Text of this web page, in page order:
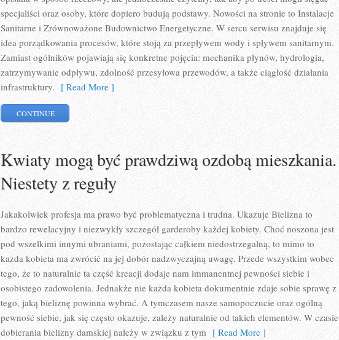
specjaliści oraz osoby, które dopiero budują podstawy. Nowości na stronie to Instalacje
Sanitarne i Zrównoważone Budownictwo Energetyczne. W sercu serwisu znajduje się
idea porządkowania procesów, które stoją za przepływem wody i spływem sanitarnym.
Zamiast ogólników pojawiają się konkretne pojęcia: mechanika płynów, hydrologia,
zatrzymywanie odpływu, zdolność przesyłowa przewodów, a także ciągłość działania
infrastruktury. [ Read More ]
CONTINUE
Kwiaty mogą być prawdziwą ozdobą mieszkania.
Niestety z reguły
Jakakolwiek profesja ma prawo być problematyczna i trudna. Ukazuje Bielizna to
bardzo rewelacyjny i niezwykły szczegół garderoby każdej kobiety. Choć noszona jest
pod wszelkimi innymi ubraniami, pozostając całkiem niedostrzegalną, to mimo to
każda kobieta ma zwrócić na jej dobór nadzwyczajną uwagę. Przede wszystkim wobec
tego, że to naturalnie ta część kreacji dodaje nam immanentnej pewności siebie i
osobistego zadowolenia. Jednakże nie każda kobieta dokumentnie zdaje sobie sprawę z
tego, jaką bieliznę powinna wybrać. A tymczasem nasze samopoczucie oraz ogólną
pewność siebie, jak się często okazuje, zależy naturalnie od takich elementów. W czasie
dobierania bielizny damskiej należy w związku z tym [ Read More ]